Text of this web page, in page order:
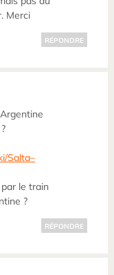
Merci
RÉPONDRE
Salta–
le train
?
RÉPONDRE